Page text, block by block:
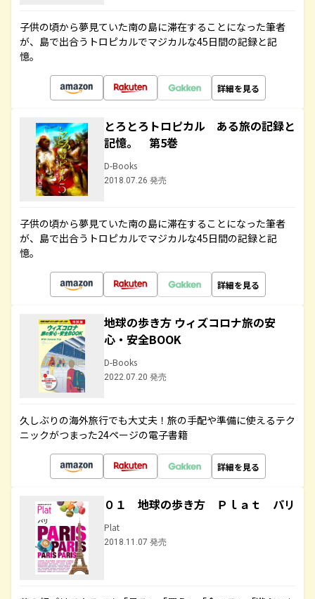
子供の頃から夢見ていた南の島に滞在することになった筆者
が、島で出合うトロピカルでマジカルな45日間の記録と記
憶。
詳細を見る
とろとろトロピカル ある旅の記録と
記憶。 第5巻
D-Books
2018.07.26 発売
子供の頃から夢見ていた南の島に滞在することになった筆者
が、島で出合うトロピカルでマジカルな45日間の記録と記
憶。
詳細を見る
地球の歩き方 ウィズコロナ旅の安
心・安全BOOK
D-Books
2022.07.20 発売
久しぶりの海外旅行でも大丈夫！旅の手配や準備に使えるテク
ニックがつまった24ページの電子書籍
詳細を見る
０１ 地球の歩き方 Ｐｌａｔ パリ
Plat
2018.11.07 発売